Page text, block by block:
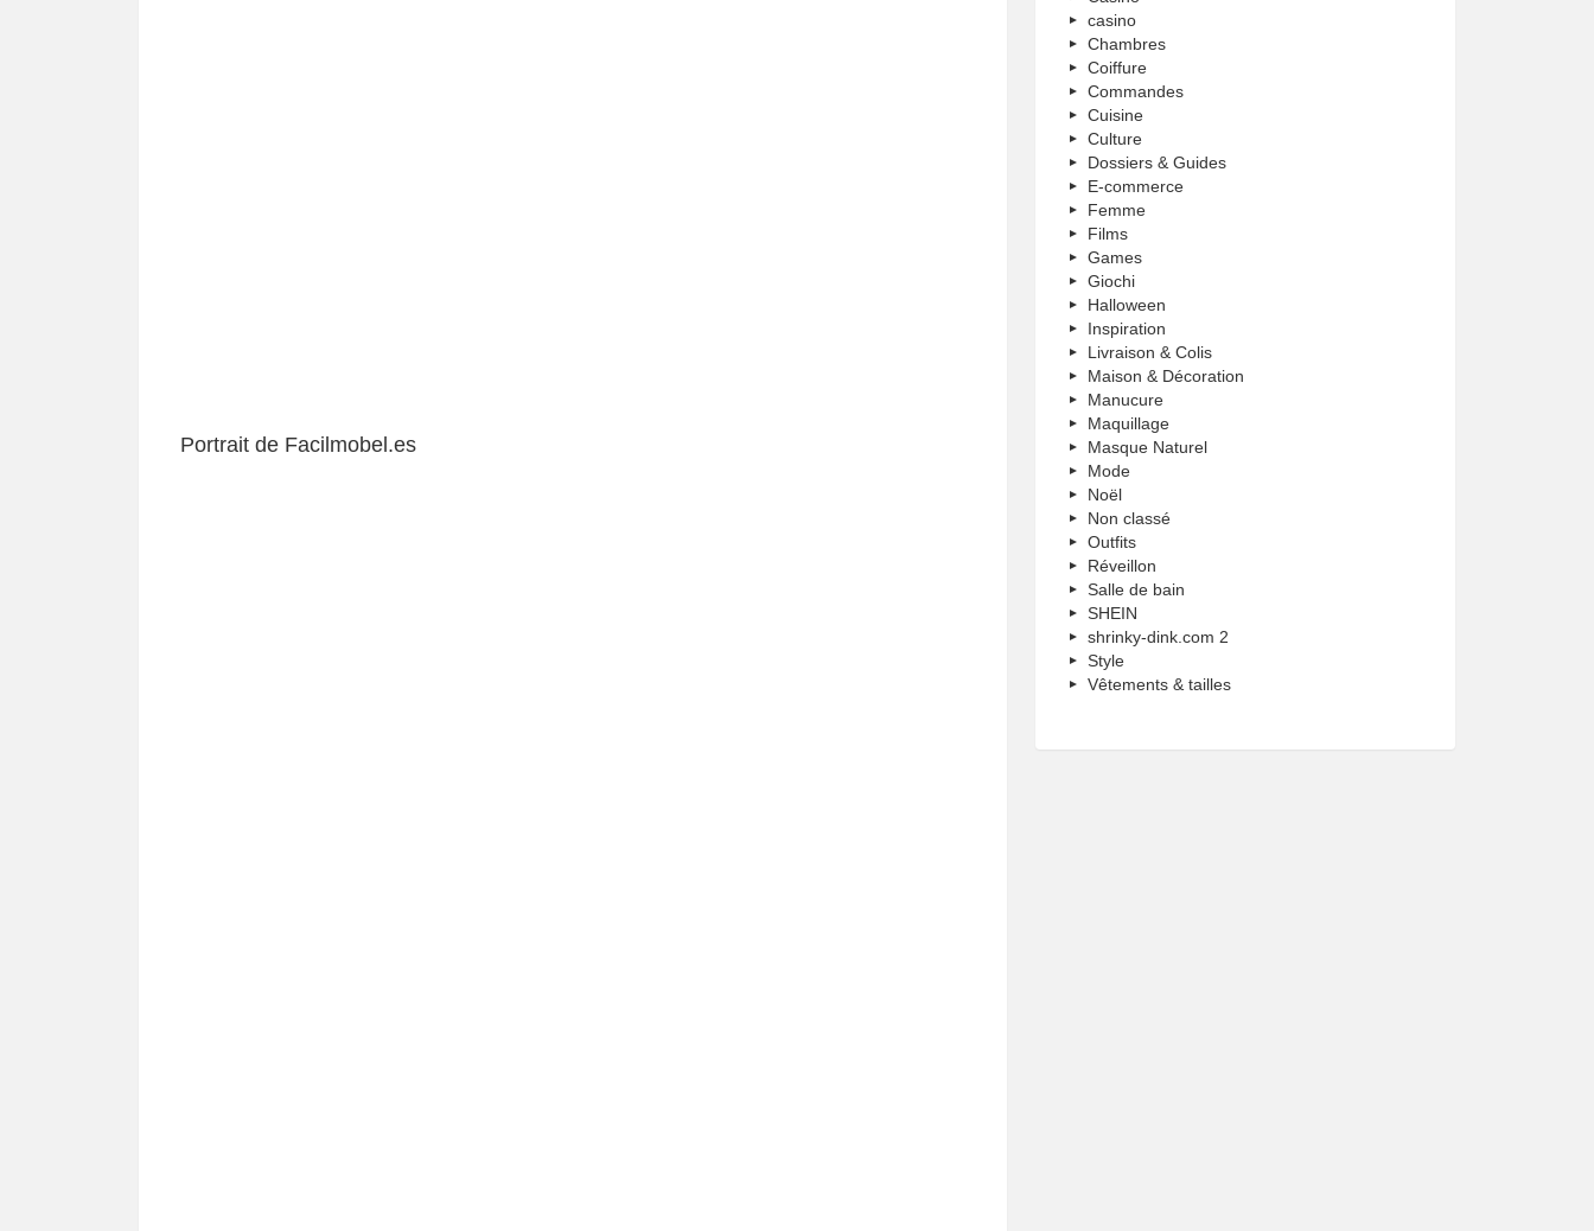
Portrait de Facilmobel.es
casino
Chambres
Coiffure
Commandes
Cuisine
Culture
Dossiers & Guides
E-commerce
Femme
Films
Games
Giochi
Halloween
Inspiration
Livraison & Colis
Maison & Décoration
Manucure
Maquillage
Masque Naturel
Mode
Noël
Non classé
Outfits
Réveillon
Salle de bain
SHEIN
shrinky-dink.com 2
Style
Vêtements & tailles